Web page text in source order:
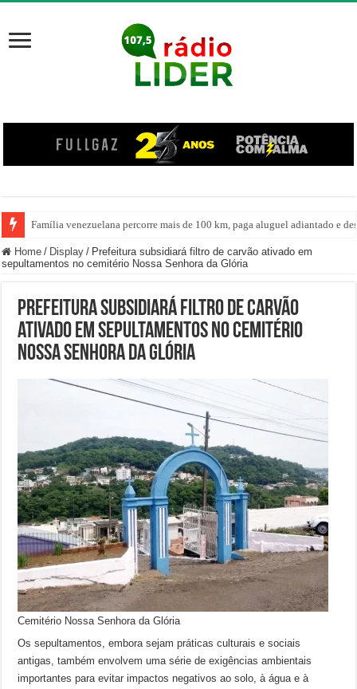
Família venezuelana percorre mais de 100 km, paga aluguel adiantado e
Centro de ciclone fica sobre o oceano e não atinge diretamente SC,
Home / Display / Prefeitura subsidiará filtro de carvão ativado em
sepultamentos no cemitério Nossa Senhora da Glória
Prefeitura subsidiará filtro de carvão
ativado em sepultamentos no cemitério
Nossa Senhora da Glória
Cemitério Nossa Senhora da Glória
Os sepultamentos, embora sejam práticas culturais e sociais
antigas, também envolvem uma série de exigências ambientais
importantes para evitar impactos negativos ao solo, à água e à